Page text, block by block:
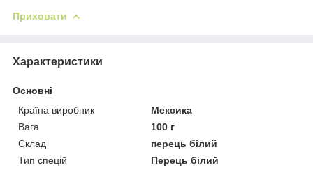
Приховати
Характеристики
Основні
Країна виробник
Мексика
Вага
100 г
Склад
перець білий
Тип спецій
Перець білий